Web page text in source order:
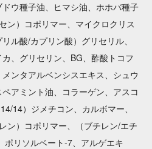
ウ種子油、ヒマシ油、ホホバ種子
ン）コポリマー、マイクロクリス
ル酸/カプリン酸）グリセリル、
、グリセリン、BG、酢酸トコフ
ンタアルベンシスエキス、シュウ
アミント油、コラーゲン、アスコ
14）ジメチコン、カルボマー、
ン）コポリマー、（ブチレン/エチ
ポリソルベート-7、アルゲエキ